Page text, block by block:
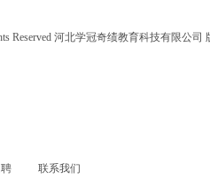
Reserved 河北学冠奇绩教育科技有限公司
联系我们